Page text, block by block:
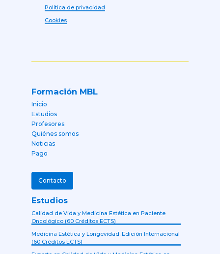
Política de privacidad
Cookies
Formación MBL
Inicio
Estudios
Profesores
Quiénes somos
Noticias
Pago
Contacto
Estudios
Calidad de Vida y Medicina Estética en Paciente
Oncológico (60 Créditos ECTS)
Medicina Estética y Longevidad. Edición Internacional
(60 Créditos ECTS)